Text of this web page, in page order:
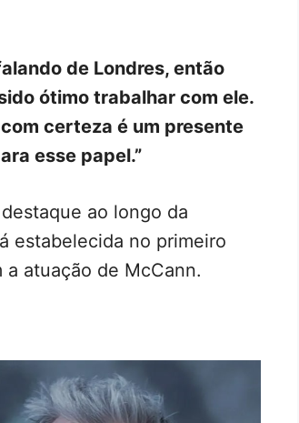
de Londres, então
ótimo trabalhar com ele.
certeza é um presente
esse papel.”
ao longo da
estabelecida no primeiro
atuação de McCann.